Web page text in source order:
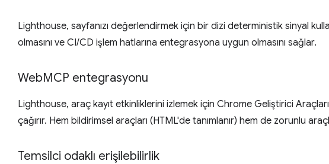
Lighthouse, sayfanızı değerlendirmek için bir dizi deterministik sinyal
olmasını ve CI/CD işlem hatlarına entegrasyona uygun olmasını sağlar.
WebMCP entegrasyonu
Lighthouse, araç kayıt etkinliklerini izlemek için Chrome Geliştirici
çağırır. Hem bildirimsel araçları (HTML'de tanımlanır) hem de zorunlu
Temsilci odaklı erişilebilirlik